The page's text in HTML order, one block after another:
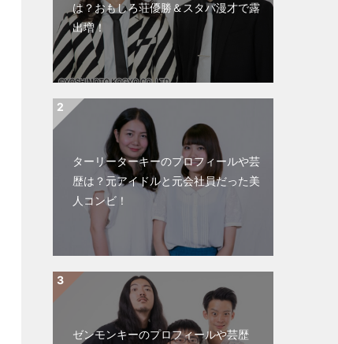
は？おもしろ荘優勝＆スタバ漫才で露
出増！
ターリーターキーのプロフィールや芸
歴は？元アイドルと元会社員だった美
人コンビ！
ゼンモンキーのプロフィールや芸歴